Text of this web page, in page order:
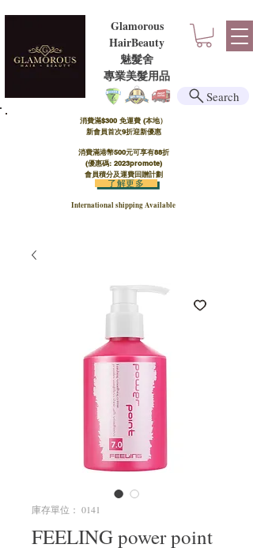
Glamorous
HairBeauty
魅髮舍
​​專業美髮用品
消費滿$300 免運費 (本地）​
新會員首次9折迎新優惠
消費滿港幣500元可享有88折
(優惠碼: 2023promote)
會員積分及運費回贈計劃
International shipping Available
了解更多
Search
庫存單位： 0141
FEELING power point